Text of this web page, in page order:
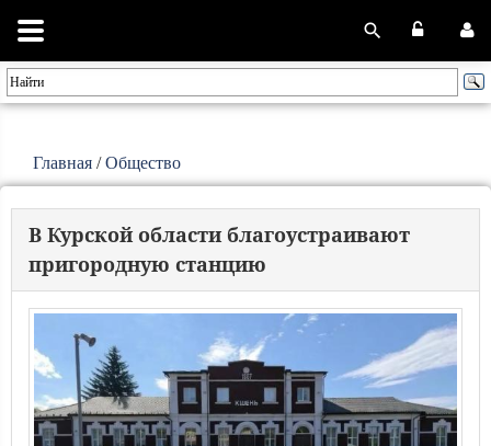
Главная /Общество
В Курской области благоустраивают
пригородную станцию